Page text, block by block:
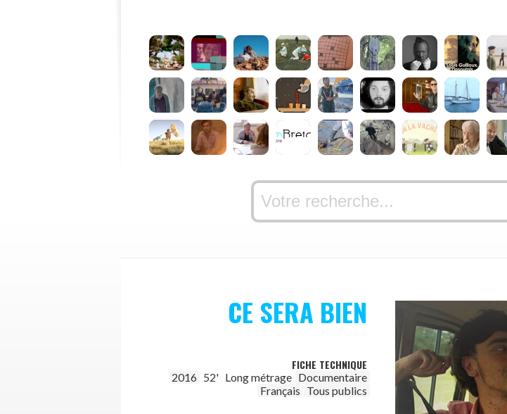
CE SERA BIEN
FICHE TECHNIQUE
2016 52' Long métrage Documentaire
Français Tous publics